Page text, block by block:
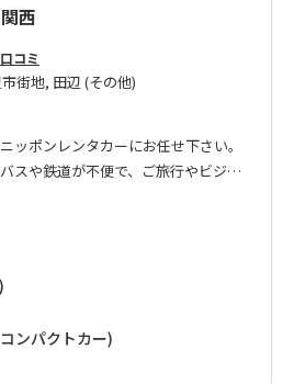
西
コミ
街地, 田辺 (その他)
ッポンレンタカーにお任せ下さい。
スや鉄道が不便で、ご旅行やビジネ
できるレンタカーがおすすめ！
ンパクトカー)